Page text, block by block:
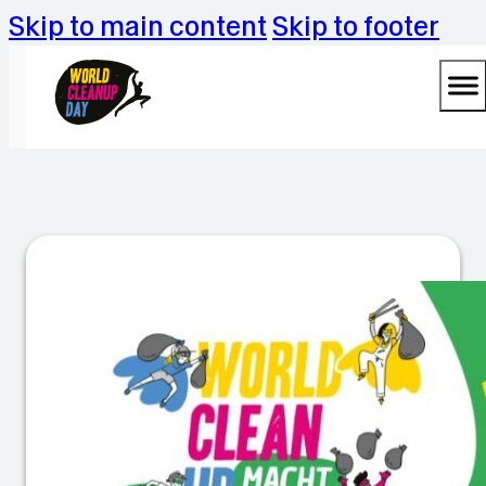
Skip to main content Skip to footer
le
a